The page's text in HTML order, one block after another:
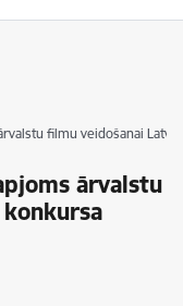
filmu veidošanai
ārvalstu